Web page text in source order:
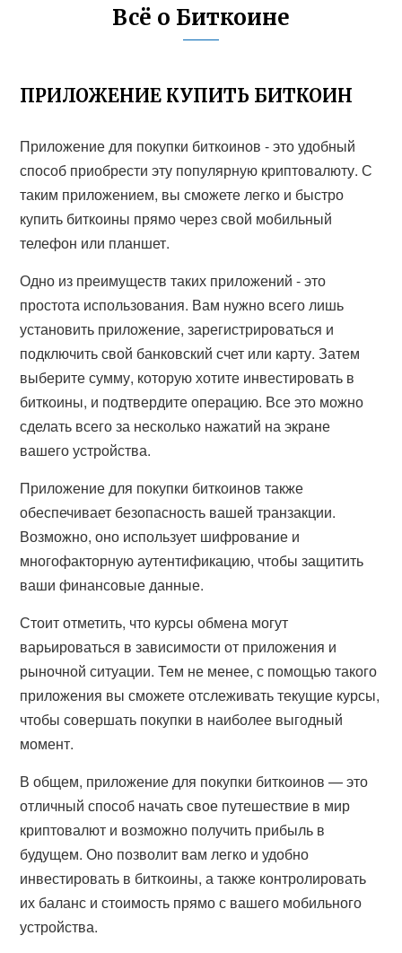
Всё о Биткоине
ПРИЛОЖЕНИЕ КУПИТЬ БИТКОИН
Приложение для покупки биткоинов - это удобный
способ приобрести эту популярную криптовалюту. С
таким приложением, вы сможете легко и быстро
купить биткоины прямо через свой мобильный
телефон или планшет.
Одно из преимуществ таких приложений - это
простота использования. Вам нужно всего лишь
установить приложение, зарегистрироваться и
подключить свой банковский счет или карту. Затем
выберите сумму, которую хотите инвестировать в
биткоины, и подтвердите операцию. Все это можно
сделать всего за несколько нажатий на экране
вашего устройства.
Приложение для покупки биткоинов также
обеспечивает безопасность вашей транзакции.
Возможно, оно использует шифрование и
многофакторную аутентификацию, чтобы защитить
ваши финансовые данные.
Стоит отметить, что курсы обмена могут
варьироваться в зависимости от приложения и
рыночной ситуации. Тем не менее, с помощью такого
приложения вы сможете отслеживать текущие курсы,
чтобы совершать покупки в наиболее выгодный
момент.
В общем, приложение для покупки биткоинов — это
отличный способ начать свое путешествие в мир
криптовалют и возможно получить прибыль в
будущем. Оно позволит вам легко и удобно
инвестировать в биткоины, а также контролировать
их баланс и стоимость прямо с вашего мобильного
устройства.